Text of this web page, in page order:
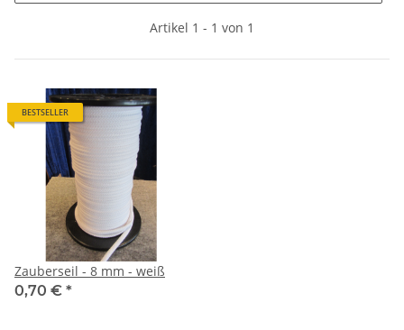
Artikel 1 - 1 von 1
BESTSELLER
Zauberseil - 8 mm - weiß
0,70 € *